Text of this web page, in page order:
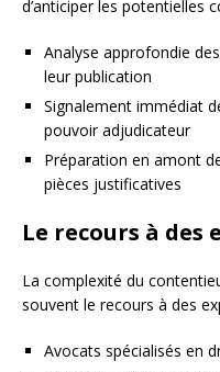
d’anticiper les potentielles
Analyse approfondie
leur publication
Signalement immédiat
pouvoir adjudicateur
Préparation en amont
pièces justificatives
Le recours à des
La complexité du
souvent le recours à des
Avocats spécialisés en